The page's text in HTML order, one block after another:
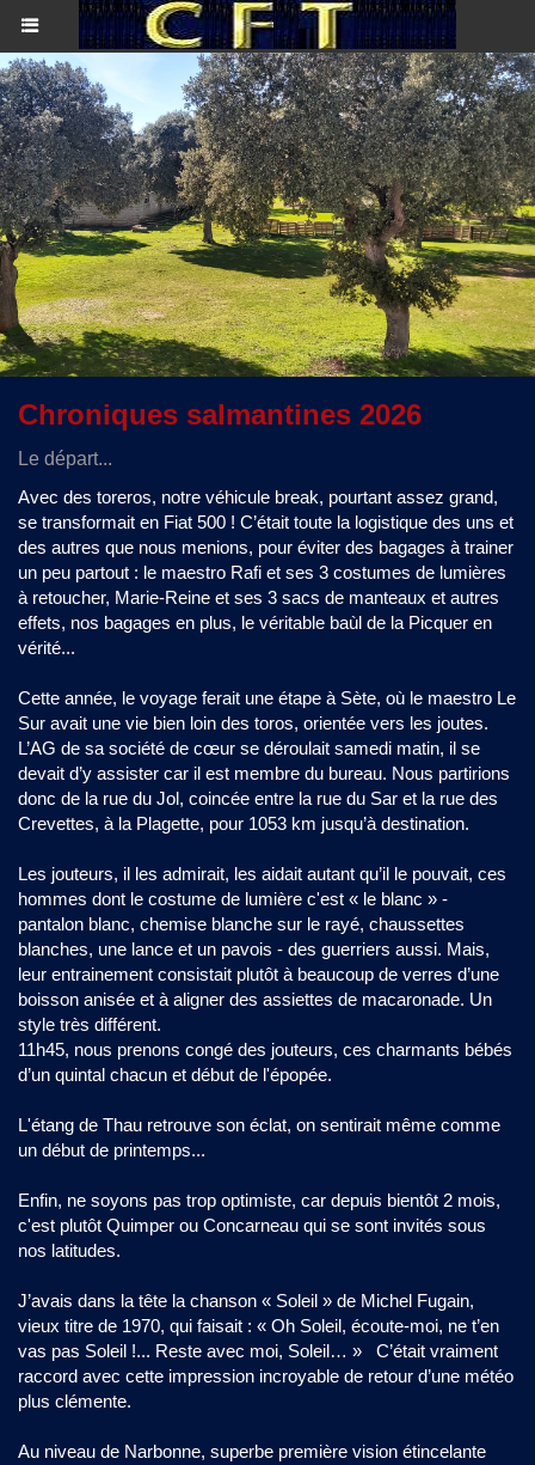
Chroniques salmantines 2026
Le départ...
Avec des toreros, notre véhicule break, pourtant assez grand,
se transformait en Fiat 500 ! C’était toute la logistique des uns et
des autres que nous menions, pour éviter des bagages à trainer
un peu partout : le maestro Rafi et ses 3 costumes de lumières
à retoucher, Marie-Reine et ses 3 sacs de manteaux et autres
effets, nos bagages en plus, le véritable baùl de la Picquer en
vérité...
Cette année, le voyage ferait une étape à Sète, où le maestro Le
Sur avait une vie bien loin des toros, orientée vers les joutes.
L’AG de sa société de cœur se déroulait samedi matin, il se
devait d’y assister car il est membre du bureau. Nous partirions
donc de la rue du Jol, coincée entre la rue du Sar et la rue des
Crevettes, à la Plagette, pour 1053 km jusqu’à destination.
Les jouteurs, il les admirait, les aidait autant qu’il le pouvait, ces
hommes dont le costume de lumière c'est « le blanc » -
pantalon blanc, chemise blanche sur le rayé, chaussettes
blanches, une lance et un pavois - des guerriers aussi. Mais,
leur entrainement consistait plutôt à beaucoup de verres d’une
boisson anisée et à aligner des assiettes de macaronade. Un
style très différent.
11h45, nous prenons congé des jouteurs, ces charmants bébés
d’un quintal chacun et début de l'épopée.
L'étang de Thau retrouve son éclat, on sentirait même comme
un début de printemps...
Enfin, ne soyons pas trop optimiste, car depuis bientôt 2 mois,
c'est plutôt Quimper ou Concarneau qui se sont invités sous
nos latitudes.
J’avais dans la tête la chanson « Soleil » de Michel Fugain,
vieux titre de 1970, qui faisait : « Oh Soleil, écoute-moi, ne t’en
vas pas Soleil !... Reste avec moi, Soleil… » C’était vraiment
raccord avec cette impression incroyable de retour d’une météo
plus clémente.
Au niveau de Narbonne, superbe première vision étincelante